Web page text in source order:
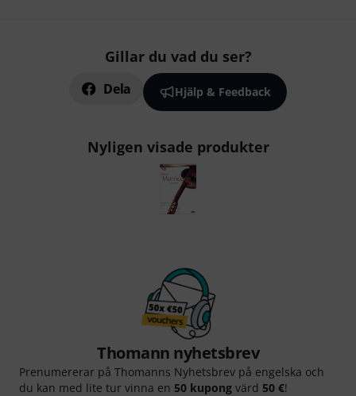
Gillar du vad du ser?
Dela Hjälp & Feedback
Nyligen visade produkter
Thomann nyhetsbrev
Prenumererar på Thomanns Nyhetsbrev på engelska och
du kan med lite tur vinna en 50 kupong värd 50 €!